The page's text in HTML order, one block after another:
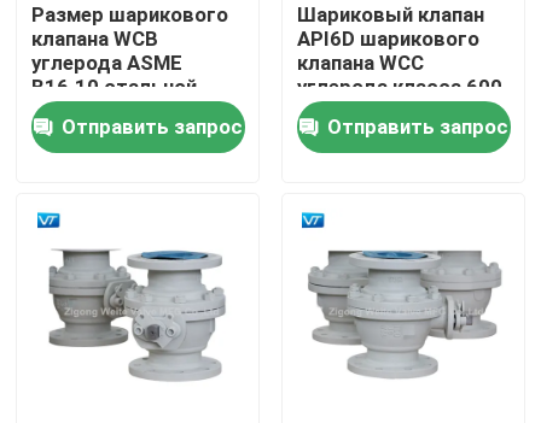
Продукты
О нас
Проверка качества
Свяжитесь мы
Размер шарикового
клапана WCB
углерода ASME
B16.10 стальной
служить фланцем
большой 30 дюймов
Отправить запрос
Шариковый клапан
API6D шарикового
клапана WCC
углерода класса 600
стальной служить
фланцем
Отправить запрос